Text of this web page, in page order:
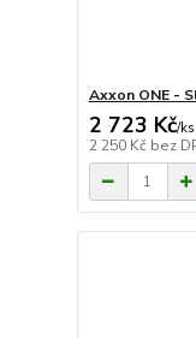
Axxon ONE -
2 723 Kč/ks
2 250 Kč bez